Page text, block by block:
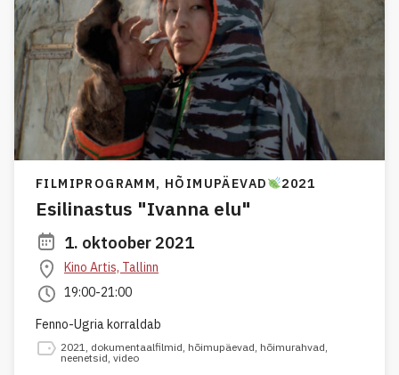
FILMIPROGRAMM, HÕIMUPÄEVAD 2021
Esilinastus "Ivanna elu"
1. oktoober 2021
Kino Artis, Tallinn
19:00-21:00
Fenno-Ugria korraldab
2021 dokumentaalfilmid hõimupäevad hõimurahvad
neenetsid video